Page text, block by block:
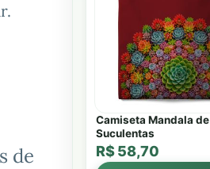
de
Camiseta Mandala de
Suculentas
R$ 58,70